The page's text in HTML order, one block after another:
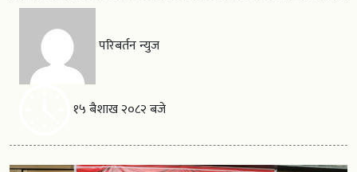
परिबर्तन न्युज
१५ बैशाख २०८२ बजे